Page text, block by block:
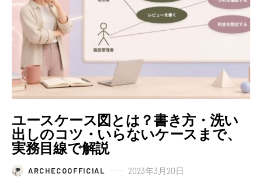
ユースケース図とは？書き方・洗い
出しのコツ・いらないケースまで、
実務目線で解説
ARCHECOOFFICIAL 2023年3月20日